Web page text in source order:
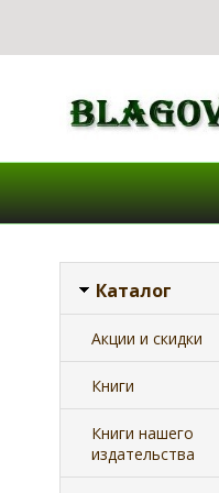
Каталог
Акции и скидки
Книги
Книги нашего
издательства